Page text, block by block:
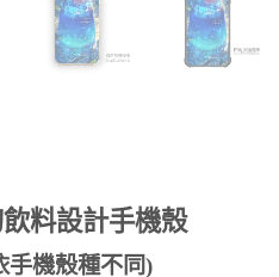
料設計手機殼
手機殼種不同)